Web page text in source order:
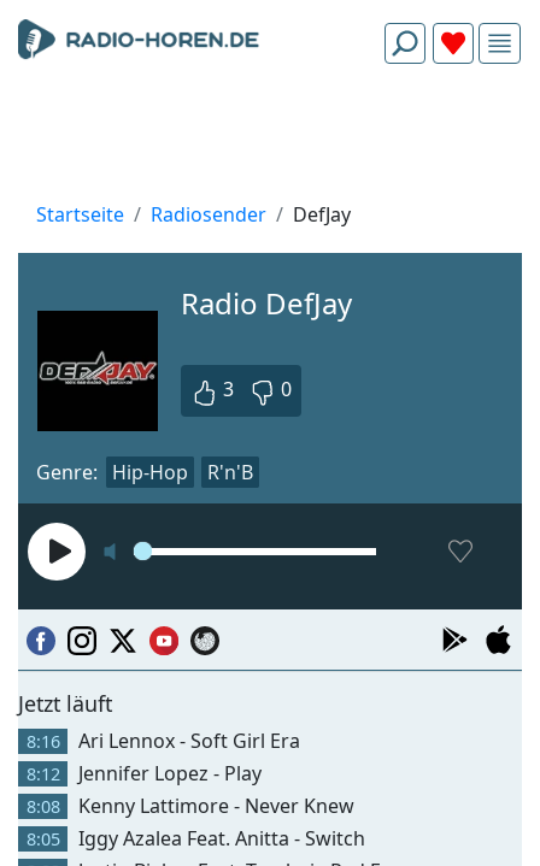
Startseite Radiosender DefJay
Radio DefJay
3 0
Genre: Hip-Hop R'n'B
Jetzt läuft
8:16 Ari Lennox - Soft Girl Era
8:12 Jennifer Lopez - Play
8:08 Kenny Lattimore - Never Knew
8:05 Iggy Azalea Feat. Anitta - Switch